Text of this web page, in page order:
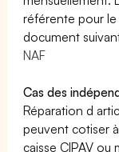
référente pour
document
NAF
Cas des
Réparation d
peuvent cotiser
caisse CIPAV ou